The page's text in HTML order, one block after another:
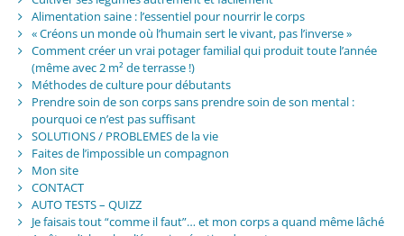
Alimentation saine : l’essentiel pour nourrir le corps
« Créons un monde où l’humain sert le vivant, pas l’inverse »
Comment créer un vrai potager familial qui produit toute l’année
(même avec 2 m² de terrasse !)
Méthodes de culture pour débutants
Prendre soin de son corps sans prendre soin de son mental :
pourquoi ce n’est pas suffisant
SOLUTIONS / PROBLEMES de la vie
Faites de l’impossible un compagnon
Mon site
CONTACT
AUTO TESTS – QUIZZ
Je faisais tout “comme il faut”… et mon corps a quand même lâché